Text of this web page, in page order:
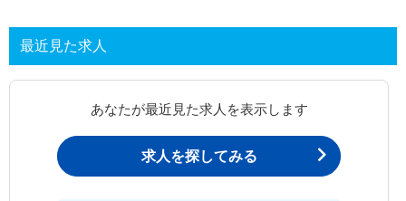
最近見た求人
あなたが最近見た求人を表示します
求人を探してみる